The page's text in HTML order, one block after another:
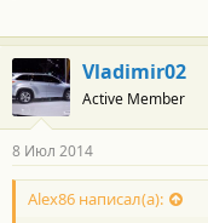
Vladimir02
Active Member
8 Июл 2014
Alex86 написал(а):